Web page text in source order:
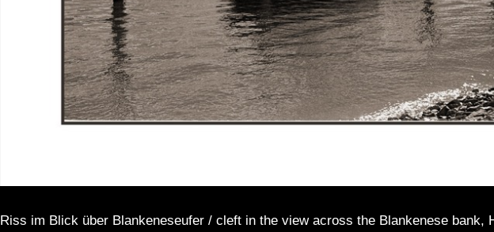
Riss im Blick über Blankeneseufer / cleft in the view across the Blankenese bank,